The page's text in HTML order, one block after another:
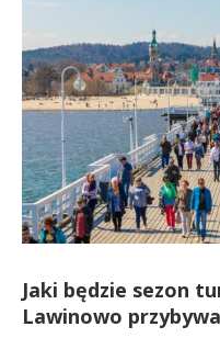
Jaki będzie sezon
Lawinowo